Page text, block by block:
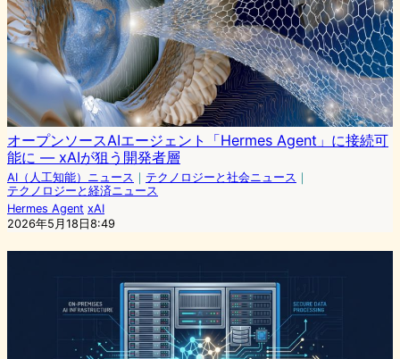
オープンソースAIエージェント「Hermes Agent」に接続可
能に — xAIが狙う開発者層
AI（人工知能）ニュース ｜ テクノロジーと社会ニュース ｜
テクノロジーと経済ニュース
Hermes Agent xAI
2026年5月18日8:49